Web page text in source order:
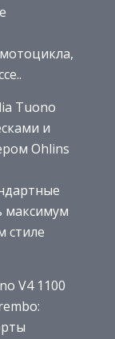
Tuono
и
Ohlins
максимум
стиле
V4 1100